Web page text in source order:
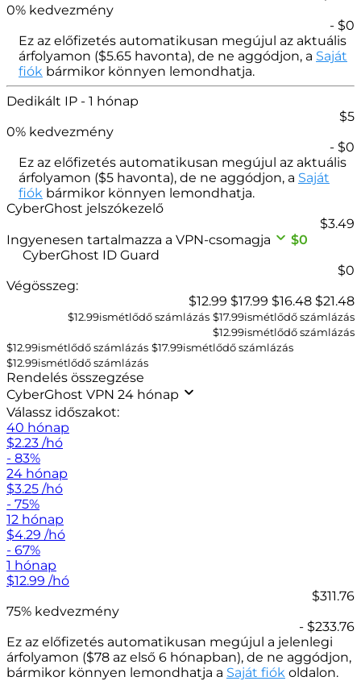
0% kedvezmény
- $0
Ez az előfizetés automatikusan megújul az aktuális
árfolyamon ($5.65 havonta), de ne aggódjon, a Saját
fiók bármikor könnyen lemondhatja.
Dedikált IP - 1 hónap
$5
0% kedvezmény
- $0
Ez az előfizetés automatikusan megújul az aktuális
árfolyamon ($5 havonta), de ne aggódjon, a Saját
fiók bármikor könnyen lemondhatja.
CyberGhost jelszókezelő
$3.49
Ingyenesen tartalmazza a VPN-csomagja
$0
CyberGhost ID Guard
$0
Végösszeg:
$12.99 $17.99 $16.48 $21.48
$12.99ismétlődő számlázás $17.99ismétlődő számlázás
$12.99ismétlődő számlázás
$12.99ismétlődő számlázás $17.99ismétlődő számlázás
$12.99ismétlődő számlázás
Rendelés összegzése
CyberGhost VPN 24 hónap
Válassz időszakot:
40 hónap
$2.23 /hó
- 83%
24 hónap
$3.25 /hó
- 75%
12 hónap
$4.29 /hó
- 67%
1 hónap
$12.99 /hó
$311.76
75% kedvezmény
- $233.76
Ez az előfizetés automatikusan megújul a jelenlegi
árfolyamon ($78 az első 6 hónapban), de ne aggódjon,
bármikor könnyen lemondhatja a Saját fiók oldalon.